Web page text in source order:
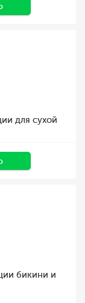
для сухой
бикини и